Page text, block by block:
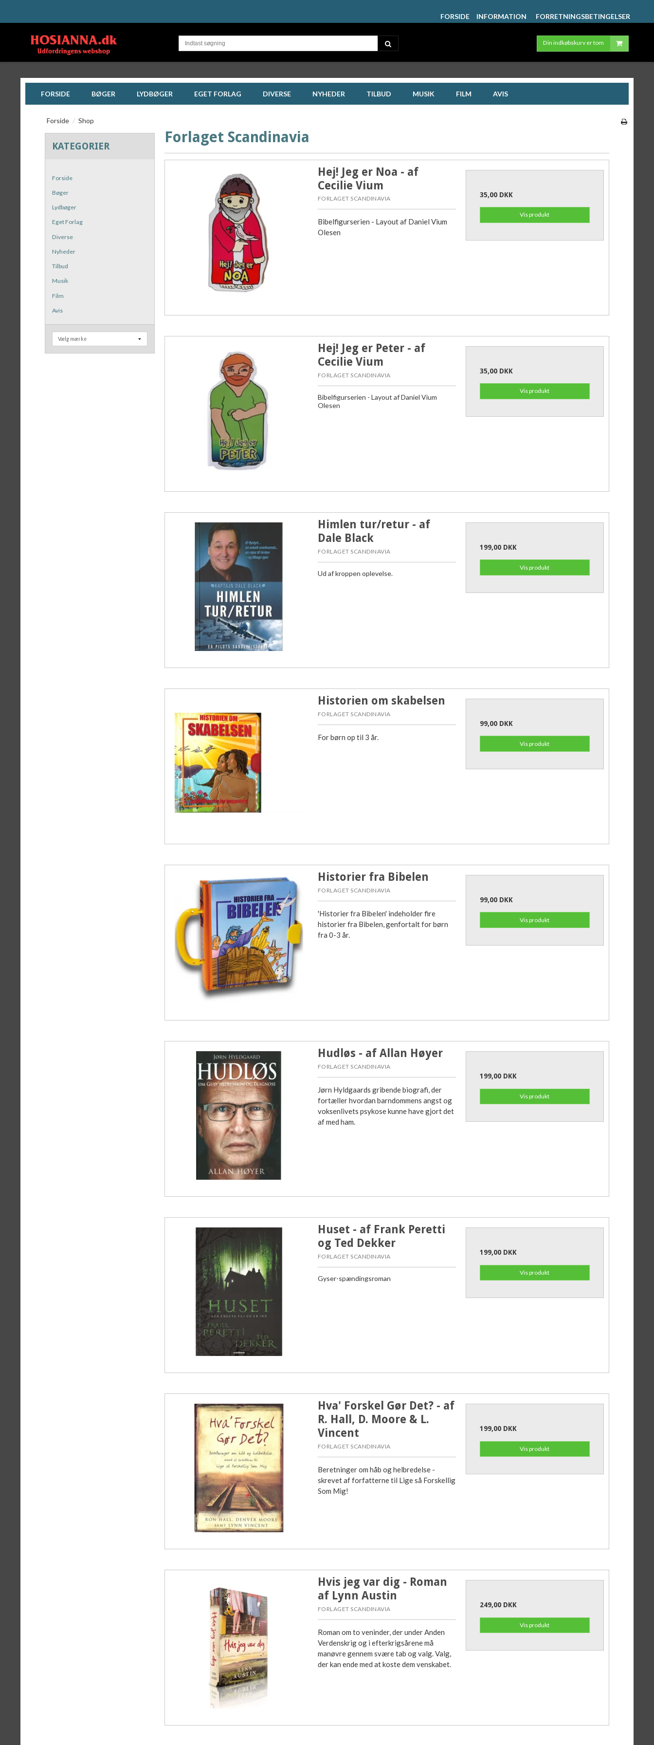
FORSIDE INFORMATION FORRETNINGSBETINGELSER
Din indkøbskurv er tom
FORSIDE BØGER LYDBØGER EGET FORLAG DIVERSE NYHEDER TILBUD MUSIK FILM AVIS
Forside / Shop
KATEGORIER
Forside
Bøger
Lydbøger
Eget Forlag
Diverse
Nyheder
Tilbud
Musik
Film
Avis
Forlaget Scandinavia
Hej! Jeg er Noa - af
Cecilie Vium
FORLAGET SCANDINAVIA
Bibelfigurserien - Layout af Daniel Vium
Olesen
35,00 DKK
Vis produkt
Hej! Jeg er Peter - af
Cecilie Vium
FORLAGET SCANDINAVIA
Bibelfigurserien - Layout af Daniel Vium
Olesen
35,00 DKK
Vis produkt
Himlen tur/retur - af
Dale Black
FORLAGET SCANDINAVIA
Ud af kroppen oplevelse.
199,00 DKK
Vis produkt
Historien om skabelsen
FORLAGET SCANDINAVIA
For børn op til 3 år.
99,00 DKK
Vis produkt
Historier fra Bibelen
FORLAGET SCANDINAVIA
'Historier fra Bibelen' indeholder fire
historier fra Bibelen, genfortalt for børn
fra 0-3 år.
99,00 DKK
Vis produkt
Hudløs - af Allan Høyer
FORLAGET SCANDINAVIA
Jørn Hyldgaards gribende biografi, der
fortæller hvordan barndommens angst og
voksenlivets psykose kunne have gjort det
af med ham.
199,00 DKK
Vis produkt
Huset - af Frank Peretti
og Ted Dekker
FORLAGET SCANDINAVIA
Gyser-spændingsroman
199,00 DKK
Vis produkt
Hva' Forskel Gør Det? - af
R. Hall, D. Moore & L.
Vincent
FORLAGET SCANDINAVIA
Beretninger om håb og helbredelse -
skrevet af forfatterne til Lige så Forskellig
Som Mig!
199,00 DKK
Vis produkt
Hvis jeg var dig - Roman
af Lynn Austin
FORLAGET SCANDINAVIA
Roman om to veninder, der under Anden
Verdenskrig og i efterkrigsårene må
manøvre gennem svære tab og valg. Valg,
der kan ende med at koste dem venskabet.
249,00 DKK
Vis produkt